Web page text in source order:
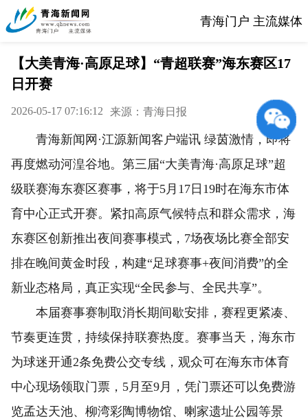
青海门户 主流媒体
【大美青海·高原足球】“青超联赛”海东赛区17
日开赛
2026-05-17 07:16:12 来源：青海日报
青海新闻网·江源新闻客户端讯 绿茵激情，即将
再度燃动河湟谷地。第三届“大美青海·高原足球”超
级联赛海东赛区赛事，将于5月17日19时在海东市体
育中心正式开赛。紧扣高原气候特点和群众需求，海
东赛区创新推出夜间赛事模式，7场夜场比赛全部安
排在晚间黄金时段，构建“足球赛事+夜间消费”的全
新业态格局，真正实现“全民参与、全民共享”。
本届赛事赛制取消长期间歇安排，赛程更紧凑、
节奏更连贯，持续保持联赛热度。赛事当天，海东市
为球迷开通2条免费公交专线，观众可在海东市体育
中心现场领取门票，5月至9月，凭门票还可以免费游
览孟达天池、柳湾彩陶博物馆、喇家遗址公园等景